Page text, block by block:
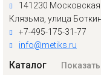
141230
Клязьма, улица
+7-495-175-31-77
info@metiks.ru
Каталог